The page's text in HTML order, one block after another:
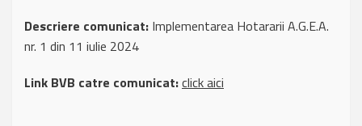
Descriere comunicat: Implementarea Hotararii A.G.E.A.
nr. 1 din 11 iulie 2024
Link BVB catre comunicat:click aici